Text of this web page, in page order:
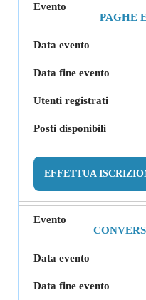
PAGHE
EFFETTUA